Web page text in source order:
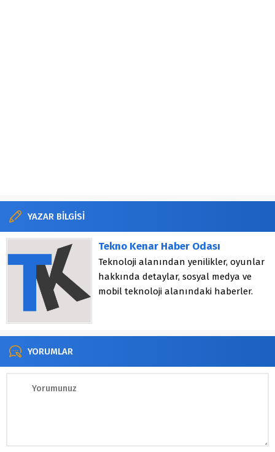
YAZAR BİLGİSİ
Tekno Kenar Haber Odası
Teknoloji alanından yenilikler, oyunlar
hakkında detaylar, sosyal medya ve
mobil teknoloji alanındaki haberler.
YORUMLAR